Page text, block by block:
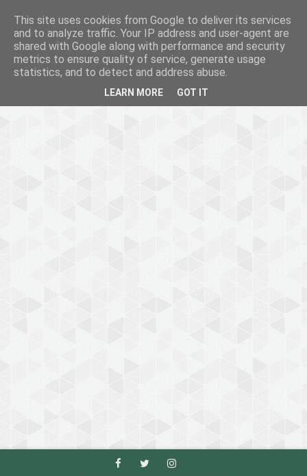
This site uses cookies from Google to deliver its services
and to analyze traffic. Your IP address and user-agent are
shared with Google along with performance and security
metrics to ensure quality of service, generate usage
statistics, and to detect and address abuse.
LEARN MORE GOT IT